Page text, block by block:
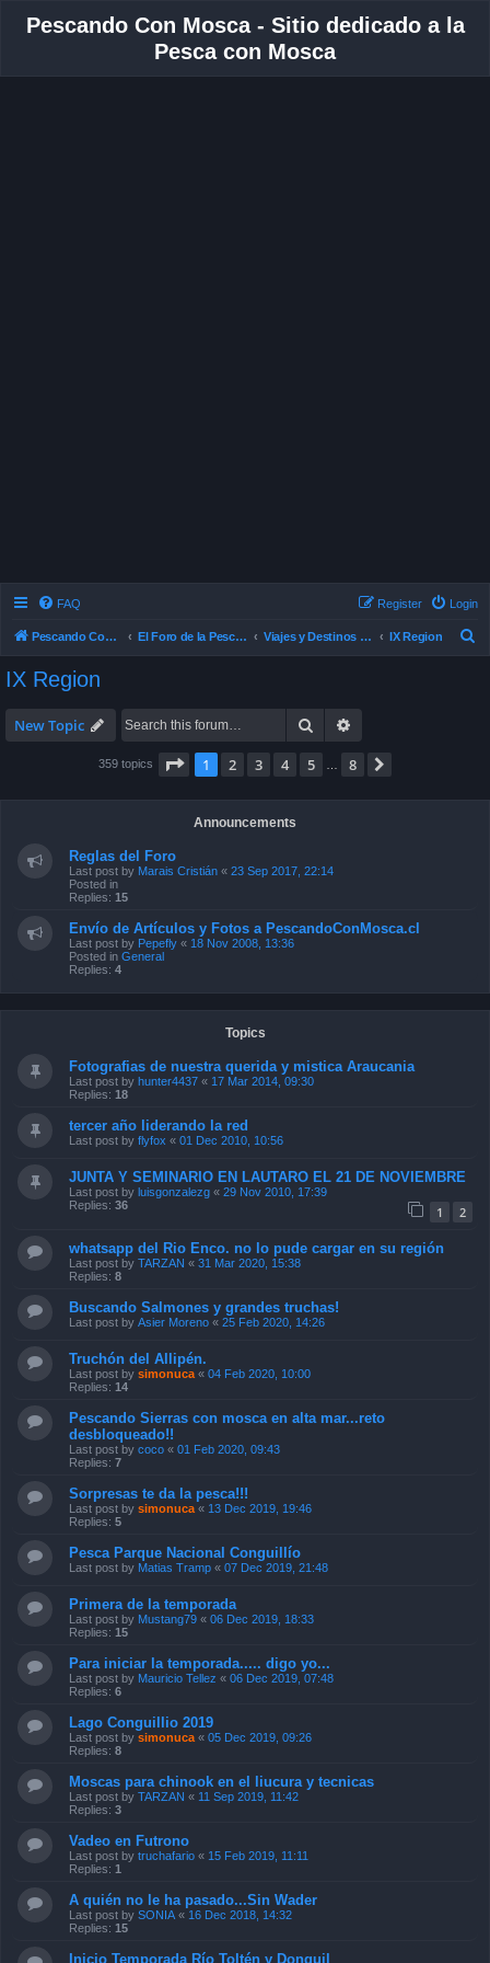
Pescando Con Mosca - Sitio dedicado a la
Pesca con Mosca
FAQ Login
Register
Pescando Con Mosca El Foro de la Pesca con Mosca en Chile Viajes y Destinos de Pesca IX Region
IX Region
New Topic Search
359 topics Page 1of 8
1 2 3 4 5 8
Announcements
Reglas del Foro
Last post by Marais Cristián « 23 Sep 2017, 22:14
Posted in
Replies: 15
Envío de Artículos y Fotos a PescandoConMosca.cl
Last post by Pepefly « 18 Nov 2008, 13:36
Posted in General
Replies: 4
Topics
Fotografias de nuestra querida y mistica Araucania
Last post by hunter4437 « 17 Mar 2014, 09:30
Replies: 18
tercer año liderando la red
Last post by flyfox « 01 Dec 2010, 10:56
JUNTA Y SEMINARIO EN LAUTARO EL 21 DE NOVIEMBRE
Last post by luisgonzalezg « 29 Nov 2010, 17:39
Replies: 36 1 2
whatsapp del Rio Enco. no lo pude cargar en su región
Last post by TARZAN « 31 Mar 2020, 15:38
Replies: 8
Buscando Salmones y grandes truchas!
Last post by Asier Moreno « 25 Feb 2020, 14:26
Truchón del Allipén.
Last post by simonuca « 04 Feb 2020, 10:00
Replies: 14
Pescando Sierras con mosca en alta mar...reto
desbloqueado!!
Last post by coco « 01 Feb 2020, 09:43
Replies: 7
Sorpresas te da la pesca!!!
Last post by simonuca « 13 Dec 2019, 19:46
Replies: 5
Pesca Parque Nacional Conguillío
Last post by Matias Tramp « 07 Dec 2019, 21:48
Primera de la temporada
Last post by Mustang79 « 06 Dec 2019, 18:33
Replies: 15
Para iniciar la temporada..... digo yo...
Last post by Mauricio Tellez « 06 Dec 2019, 07:48
Replies: 6
Lago Conguillio 2019
Last post by simonuca « 05 Dec 2019, 09:26
Replies: 8
Moscas para chinook en el liucura y tecnicas
Last post by TARZAN « 11 Sep 2019, 11:42
Replies: 3
Vadeo en Futrono
Last post by truchafario « 15 Feb 2019, 11:11
Replies: 1
A quién no le ha pasado...Sin Wader
Last post by SONIA « 16 Dec 2018, 14:32
Replies: 15
Inicio Temporada Río Toltén y Donguil